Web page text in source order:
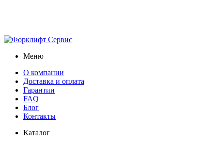
Меню
О компании
Доставка и оплата
Гарантии
FAQ
Блог
Контакты
Каталог